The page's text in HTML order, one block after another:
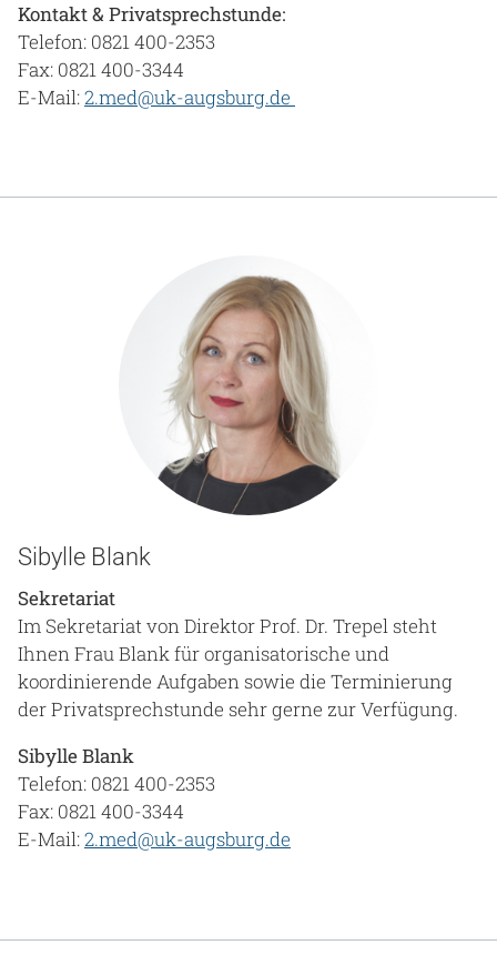
Kontakt & Privatsprechstunde:
Telefon: 0821 400-2353
Fax: 0821 400-3344
E-Mail:2.med@uk-augsburg.de
Sibylle Blank
Sekretariat
Im Sekretariat von Direktor Prof. Dr. Trepel steht
Ihnen Frau Blank für organisatorische und
koordinierende Aufgaben sowie die Terminierung
der Privatsprechstunde sehr gerne zur Verfügung.
Sibylle Blank
Telefon: 0821 400-2353
Fax: 0821 400-3344
E-Mail:2.med@uk-augsburg.de